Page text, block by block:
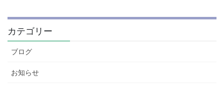
カテゴリー
ブログ
お知らせ